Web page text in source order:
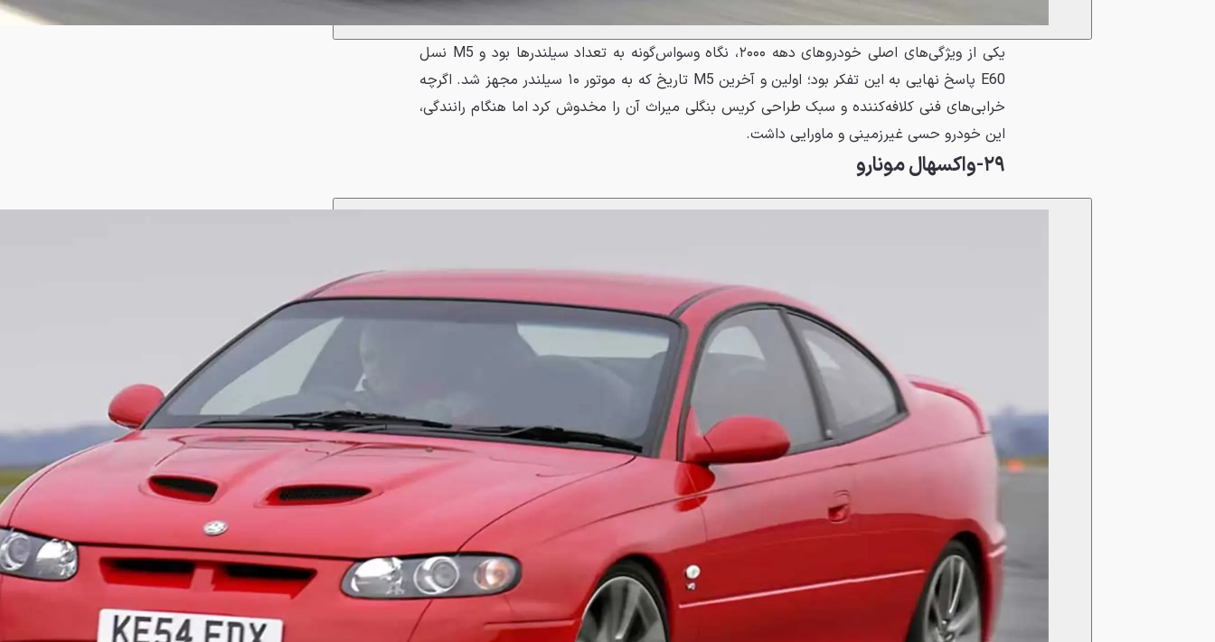
یکی از ویژگی‌های اصلی خودروهای دهه ۲۰۰۰، نگاه وسواس‌گونه به تعداد سیلندرها بود و M5 نسل
E60 پاسخ نهایی به این تفکر بود؛ اولین و آخرین M5 تاریخ که به موتور ۱۰ سیلندر مجهز شد. اگرچه
خرابی‌های فنی کلافه‌کننده و سبک طراحی کریس بنگلی میراث آن را مخدوش کرد اما هنگام رانندگی،
این خودرو حسی غیرزمینی و ماورایی داشت.
۲۹-واکسهال مونارو